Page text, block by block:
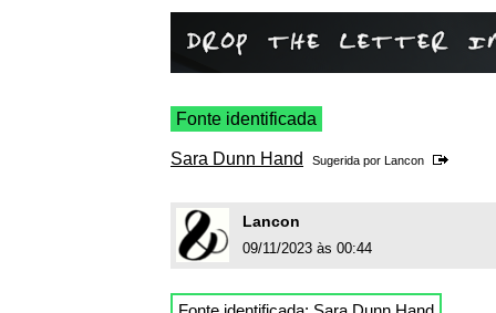
Fonte identificada
Sara Dunn Hand Sugerida por Lancon
Lancon
09/11/2023 às 00:44